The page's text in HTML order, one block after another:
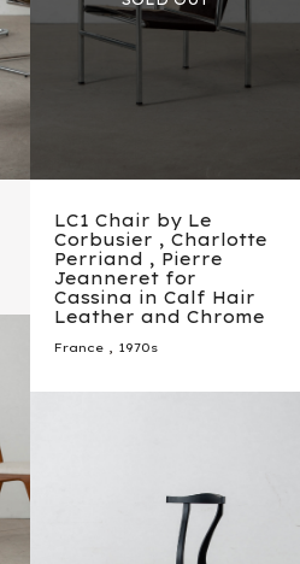
LC1 Chair by Le
Corbusier , Charlotte
Perriand , Pierre
Jeanneret for
Cassina in Calf Hair
Leather and Chrome
France , 1970s